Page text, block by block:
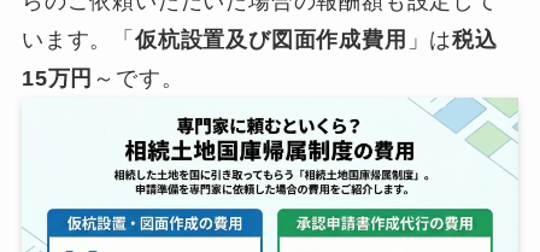
います。「 仮杭設置及び図面作成費用 」は税込
15万円 ～です。